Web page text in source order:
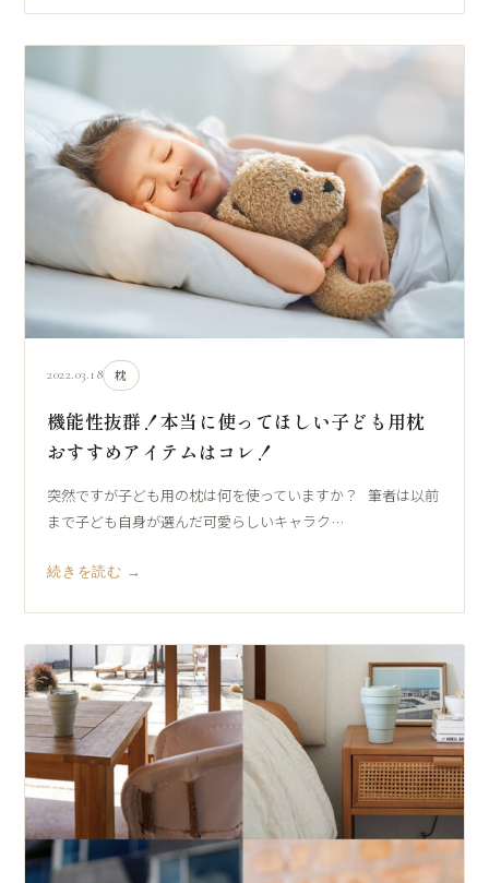
2022.03.18 枕
機能性抜群！本当に使ってほしい子ども用枕
おすすめアイテムはコレ！
突然ですが子ども用の枕は何を使っていますか？ 筆者は以前
まで子ども自身が選んだ可愛らしいキャラク…
続きを読む →